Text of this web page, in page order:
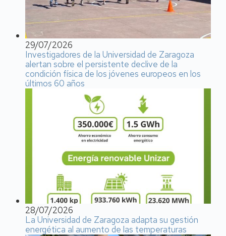
29/07/2026
Investigadores de la Universidad de Zaragoza
alertan sobre el persistente declive de la
condición física de los jóvenes europeos en los
últimos 60 años
28/07/2026
La Universidad de Zaragoza adapta su gestión
energética al aumento de las temperaturas